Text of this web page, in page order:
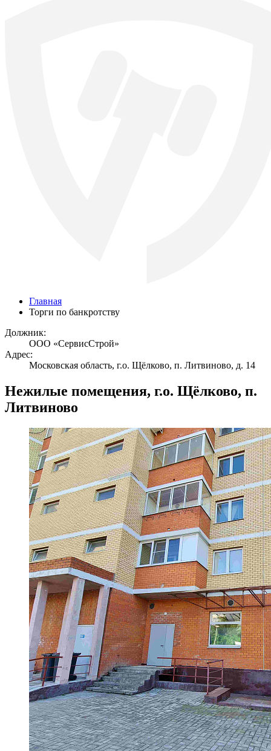
Главная
Торги по банкротству
Должник:
ООО «СервисСтрой»
Адрес:
Московская область, г.о. Щёлково, п. Литвиново, д. 14
Нежилые помещения, г.о. Щёлково, п.
Литвиново